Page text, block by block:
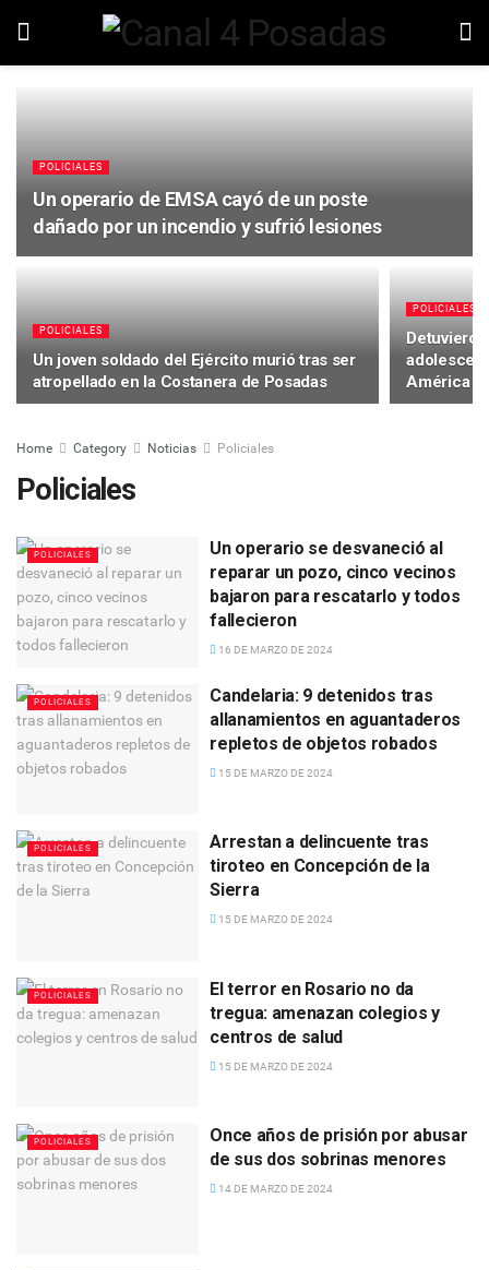
POLICIALES
Un operario de EMSA cayó de un poste
dañado por un incendio y sufrió lesiones
POLICIALES
Un joven soldado del Ejército murió tras ser
atropellado en la Costanera de Posadas
POLICIALES
América
Home Category Noticias Policiales
Policiales
POLICIALES
Un operario se desvaneció al
reparar un pozo, cinco vecinos
bajaron para rescatarlo y todos
fallecieron
16 DE MARZO DE 2024
POLICIALES
Candelaria: 9 detenidos tras
allanamientos en aguantaderos
repletos de objetos robados
15 DE MARZO DE 2024
POLICIALES
Arrestan a delincuente tras
tiroteo en Concepción de la
Sierra
15 DE MARZO DE 2024
POLICIALES
El terror en Rosario no da
tregua: amenazan colegios y
centros de salud
15 DE MARZO DE 2024
POLICIALES
Once años de prisión por abusar
de sus dos sobrinas menores
14 DE MARZO DE 2024